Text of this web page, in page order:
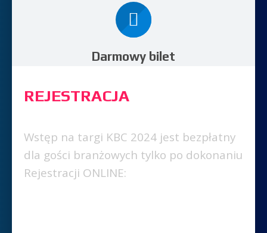
Darmowy bilet
REJESTRACJA
Wstęp na targi KBC 2024 jest bezpłatny
dla gości branżowych tylko po dokonaniu
Rejestracji ONLINE: